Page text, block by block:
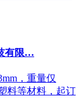
有限…
，重量仅
料等材料，起订